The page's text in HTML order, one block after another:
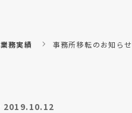
業務実績 事務所移転のお知らせ
2019.10.12